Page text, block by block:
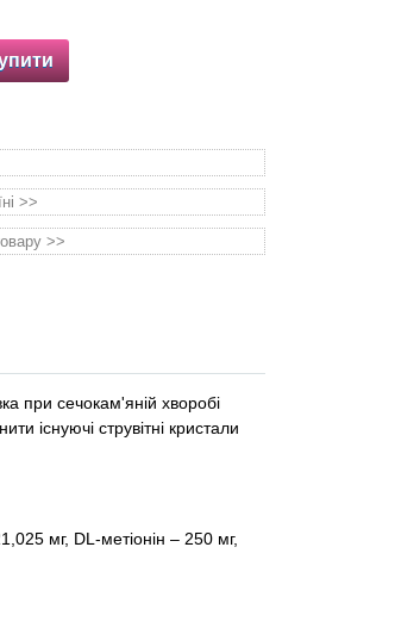
>>
>>
при сечокам'яній хворобі
існуючі струвітні кристали
мг, DL-метіонін – 250 мг,